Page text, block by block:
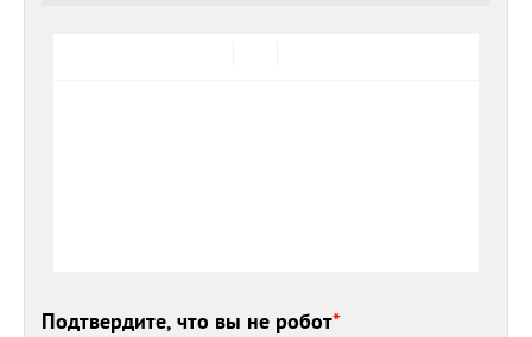
Подтвердите, что вы не робот*